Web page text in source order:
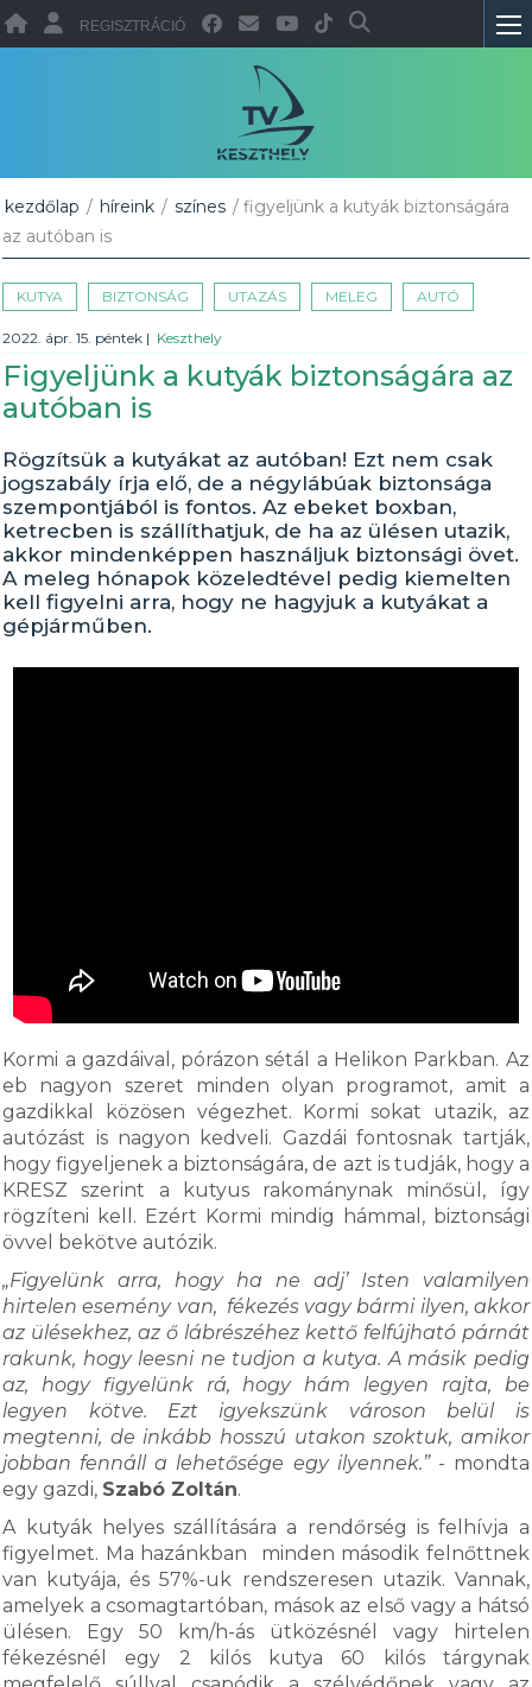
REGISZTRÁCIÓ
kezdőlap / híreink / színes / figyeljünk a kutyák biztonságára
az autóban is
KUTYA BIZTONSÁG UTAZÁS MELEG AUTÓ
2022. ápr. 15. péntek | Keszthely
Figyeljünk a kutyák biztonságára az
autóban is
Rögzítsük a kutyákat az autóban! Ezt nem csak
jogszabály írja elő, de a négylábúak biztonsága
szempontjából is fontos. Az ebeket boxban,
ketrecben is szállíthatjuk, de ha az ülésen utazik,
akkor mindenképpen használjuk biztonsági övet.
A meleg hónapok közeledtével pedig kiemelten
kell figyelni arra, hogy ne hagyjuk a kutyákat a
gépjárműben.
Kormi a gazdáival, pórázon sétál a Helikon Parkban. Az
eb nagyon szeret minden olyan programot, amit a
gazdikkal közösen végezhet. Kormi sokat utazik, az
autózást is nagyon kedveli. Gazdái fontosnak tartják,
hogy figyeljenek a biztonságára, de azt is tudják, hogy a
KRESZ szerint a kutyus rakománynak minősül, így
rögzíteni kell. Ezért Kormi mindig hámmal, biztonsági
övvel bekötve autózik.
„Figyelünk arra, hogy ha ne adj’ Isten valamilyen
hirtelen esemény van, fékezés vagy bármi ilyen, akkor
az ülésekhez, az ő lábrészéhez kettő felfújható párnát
rakunk, hogy leesni ne tudjon a kutya. A másik pedig
az, hogy figyelünk rá, hogy hám legyen rajta, be
legyen kötve. Ezt igyekszünk városon belül is
megtenni, de inkább hosszú utakon szoktuk, amikor
jobban fennáll a lehetősége egy ilyennek.”- mondta
egy gazdi, Szabó Zoltán.
A kutyák helyes szállítására a rendőrség is felhívja a
figyelmet. Ma hazánkban minden második felnőttnek
van kutyája, és 57%-uk rendszeresen utazik. Vannak,
amelyek a csomagtartóban, mások az első vagy a hátsó
ülésen. Egy 50 km/h-ás ütközésnél vagy hirtelen
fékezésnél egy 2 kilós kutya 60 kilós tárgynak